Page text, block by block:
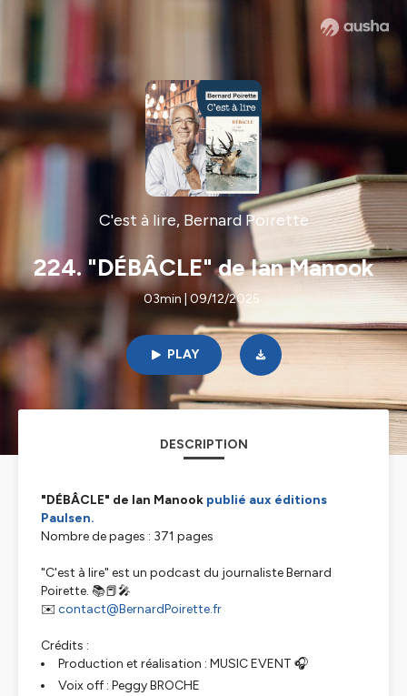
C'est à lire, Bernard Poirette
224. "DÉBÂCLE" de Ian Manook
03min | 09/12/2025
PLAY
DESCRIPTION
"DÉBÂCLE" de Ian Manook publié aux éditions
Paulsen.
Nombre de pages : 371 pages
"C'est à lire" est un podcast du journaliste Bernard
Poirette. 📚📕🎤
✉️ contact@BernardPoirette.fr
Crédits :
Production et réalisation : MUSIC EVENT 🎧
Voix off : Peggy BROCHE